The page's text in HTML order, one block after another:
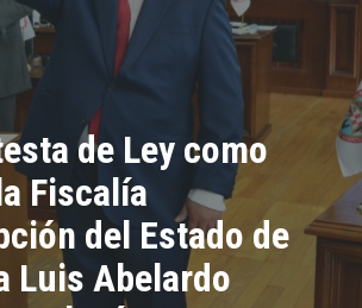
de Ley como
Fiscalía
del Estado de
Luis Abelardo